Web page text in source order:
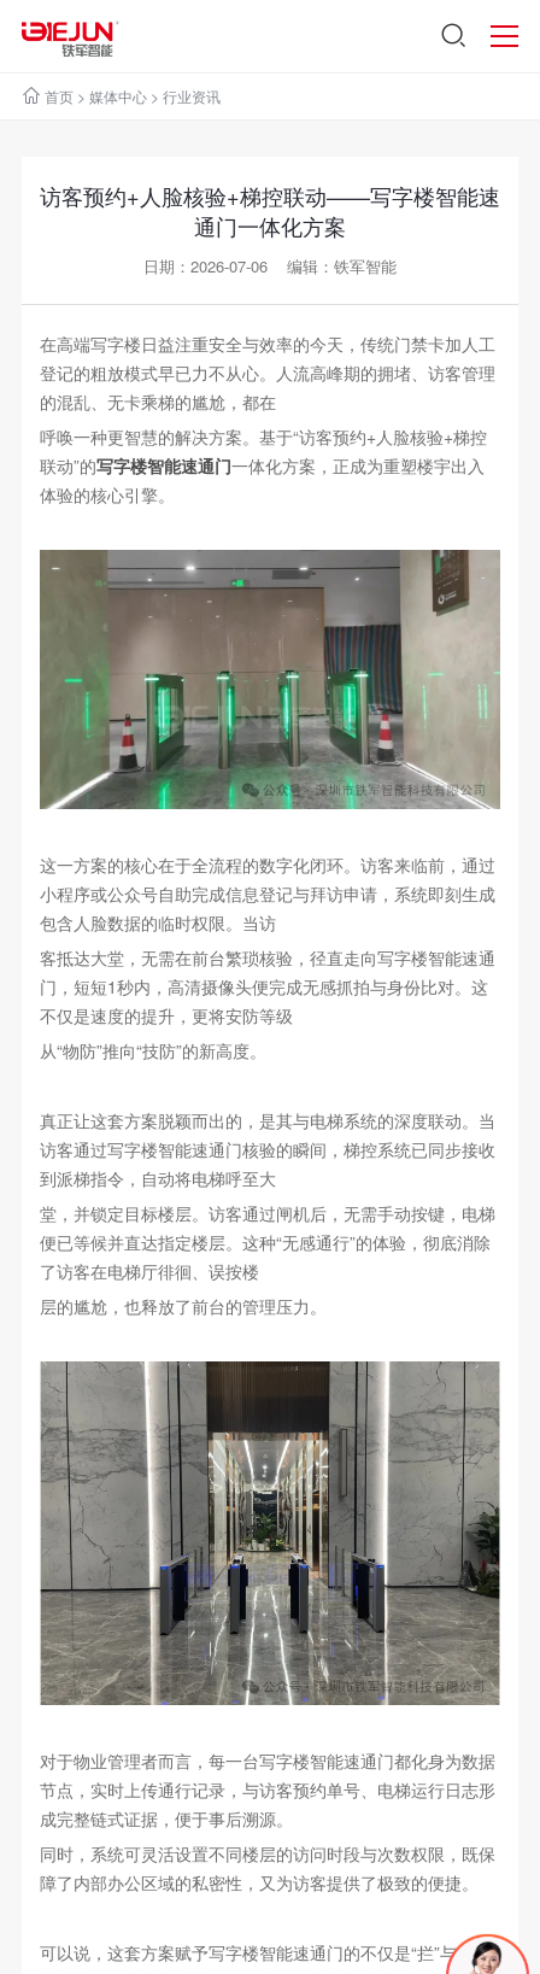
首页> 媒体中心> 行业资讯
访客预约+人脸核验+梯控联动——写字楼智能速
通门一体化方案
日期：2026-07-06 编辑：铁军智能
在高端写字楼日益注重安全与效率的今天，传统门禁卡加人工
登记的粗放模式早已力不从心。人流高峰期的拥堵、访客管理
的混乱、无卡乘梯的尴尬，都在
呼唤一种更智慧的解决方案。基于“访客预约+人脸核验+梯控
联动”的写字楼智能速通门一体化方案，正成为重塑楼宇出入
体验的核心引擎。
这一方案的核心在于全流程的数字化闭环。访客来临前，通过
小程序或公众号自助完成信息登记与拜访申请，系统即刻生成
包含人脸数据的临时权限。当访
客抵达大堂，无需在前台繁琐核验，径直走向写字楼智能速通
门，短短1秒内，高清摄像头便完成无感抓拍与身份比对。这
不仅是速度的提升，更将安防等级
从“物防”推向“技防”的新高度。
真正让这套方案脱颖而出的，是其与电梯系统的深度联动。当
访客通过写字楼智能速通门核验的瞬间，梯控系统已同步接收
到派梯指令，自动将电梯呼至大
堂，并锁定目标楼层。访客通过闸机后，无需手动按键，电梯
便已等候并直达指定楼层。这种“无感通行”的体验，彻底消除
了访客在电梯厅徘徊、误按楼
层的尴尬，也释放了前台的管理压力。
对于物业管理者而言，每一台写字楼智能速通门都化身为数据
节点，实时上传通行记录，与访客预约单号、电梯运行日志形
成完整链式证据，便于事后溯源。
同时，系统可灵活设置不同楼层的访问时段与次数权限，既保
障了内部办公区域的私密性，又为访客提供了极致的便捷。
可以说，这套方案赋予写字楼智能速通门的不仅是“拦”与“放”